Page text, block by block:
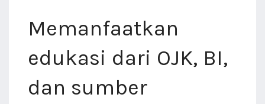
Memanfaatkan
edukasi dari OJK, BI,
dan sumber